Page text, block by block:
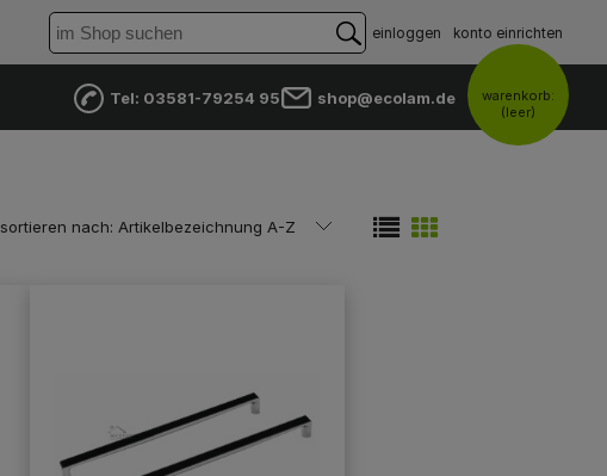
konto einrichten
einloggen
Tel: 03581-79254 95 shop@ecolam.de
warenkorb:
(leer)
sortieren nach: Artikelbezeichnung A-Z